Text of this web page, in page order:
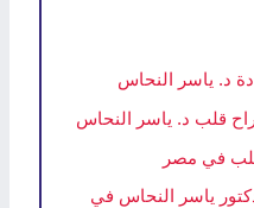
د. ياسر النحاس
قلب د. ياسر النحاس
في مصر
ياسر النحاس في